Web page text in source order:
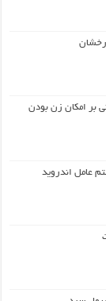
بر امکان زن بودن
عامل اندروید